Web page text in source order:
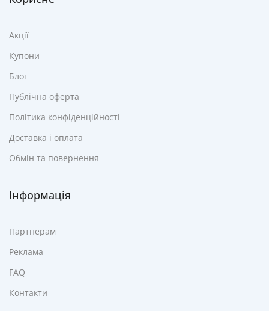
Акції
Купони
Блог
Публічна оферта
Політика конфіденційності
Доставка і оплата
Обмін та повернення
Інформація
Партнерам
Реклама
FAQ
Контакти